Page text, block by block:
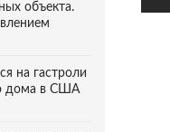
объекта.
на гастроли
дома в США